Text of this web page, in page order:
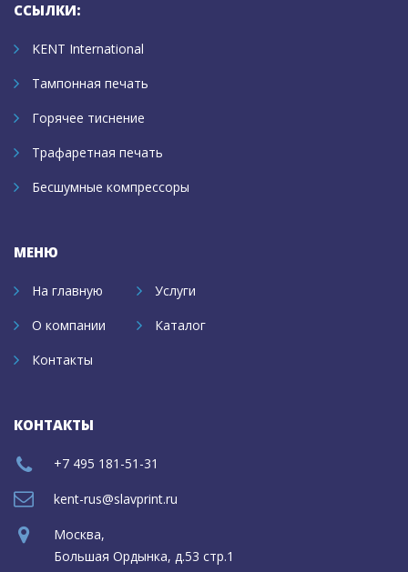
ССЫЛКИ:
KENT International
Тампонная печать
Горячее тиснение
Трафаретная печать
Бесшумные компрессоры
МЕНЮ
На главную
О компании
Контакты
Услуги
Каталог
КОНТАКТЫ
+7 495 181-51-31
kent-rus@slavprint.ru
Москва,
Большая Ордынка, д.53 стр.1